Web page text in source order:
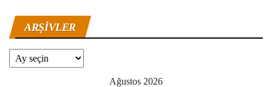
ARŞIVLER
Arşivler
Ağustos 2026